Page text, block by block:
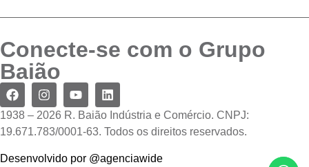
Conecte-se com o Grupo
Baião
1938 – 2026 R. Baião Indústria e Comércio. CNPJ:
19.671.783/0001-63. Todos os direitos reservados.
Desenvolvido por @agenciawide